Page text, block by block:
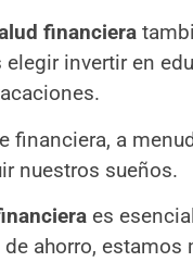
financiera
invertir en
financiera, a
nuestros sueños.
es
ahorro,